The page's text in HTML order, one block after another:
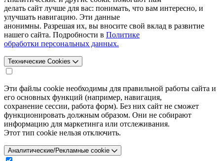
делать сайт лучше для вас: понимать, что вам интересно, и
улучшать навигацию. Эти данные
анонимны. Разрешая их, вы вносите свой вклад в развитие
нашего сайта. Подробности в Политике
обработки персональных данных.
Технические Cookies
Эти файлы cookie необходимы для правильной работы сайта и
его основных функций (например, навигация,
сохранение сессии, работа форм). Без них сайт не сможет
функционировать должным образом. Они не собирают
информацию для маркетинга или отслеживания.
Этот тип cookie нельзя отключить.
Аналитические/Рекламные cookie